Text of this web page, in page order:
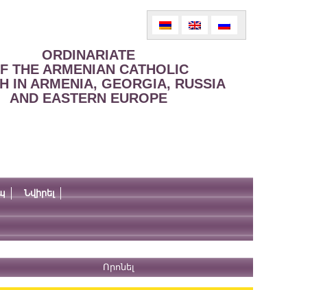
ORDINARIATE
THE ARMENIAN CATHOLIC
IN ARMENIA, GEORGIA, RUSSIA
AND EASTERN EUROPE
Նվիրել